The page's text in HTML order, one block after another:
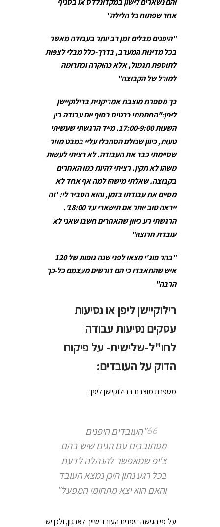
והם נשארים לישון במקדונלדס או בסניף
אחר שפתוח כל הלילה"
"היפנים מבלים זמן רב יותר בעבודה מאשר
בכל מדינות המערב, בדרך-כלל מבלי לצפות
לתוספת תגמול, אלא כהוקרה וכתרומה
למורל של הקבוצה"
כך מספרת מוצבת אמריקנית ברילוקיישן
ליפן:"החתמתי כרטיס בסוף יום עבודה בין
השעות 17:00-9:00. מייד הרגשתי שעשיתי
טעות, כיוון שכולם הסתכלו עליי במבט מוזר
שסיימתי כבר את העבודה. לא רציתי לעשות
משהו לא תקין. רציתי להיות כמו האחרים
בקבוצה. שאלתי מישהו למה אף אחד לא
מסיים את עבודתו בזמן, והוא הסביר לי: 'זה
ייראה טוב יותר אם תישארי עד 18:00'.
הרגשתי רע כיוון שהאחרים חשבו שאני לא
עובדת חרוצה"
"בהר פוג'י מצאו לפני שנה גופות של 120
איש שהתאבדו כי הם דורשים מעצמם כל-כך
הרבה"
רילוקיישן ליפן או נסיעות
עסקים נסיעות עבודה
לחו"ל-שלישית- על פיקוח
הדוק על העובדים:
מספרת מוצבת ברילוקיישן ליפן:
"העובדים היפנים
מסתובבים עם תגים שיש בהם
צ'יפ שמאפשר להנהלה לדעת
בכל רגע נתון היכן נמצא העובד
והאם הוא יצא מתחומי המפעל"
על-פי הגישה היפנית העובד שייך לארגון, ולכן יש